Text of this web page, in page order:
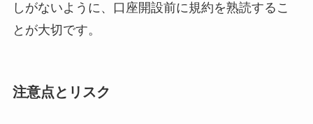
しがないように、口座開設前に規約を熟読するこ
とが大切です。
注意点とリスク